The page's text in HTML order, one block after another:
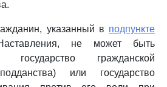
указанный в подпункте
не может быть
гражданской
или государство